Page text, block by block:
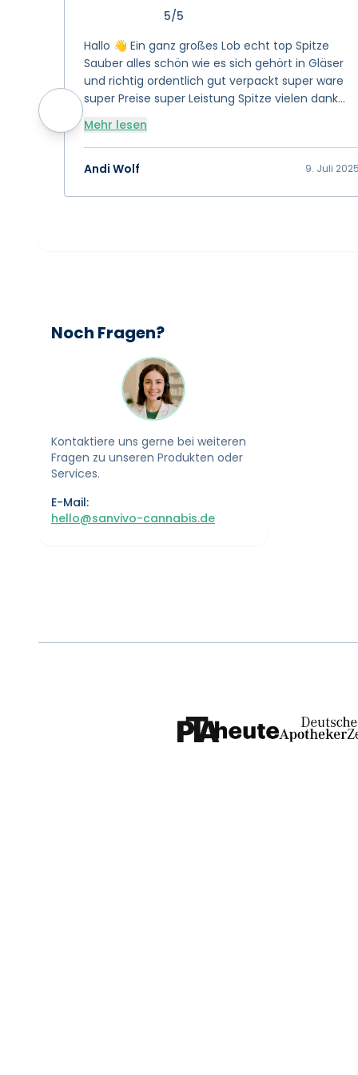
5/5
Hallo 👋 Ein ganz großes Lob echt top Spitze
Sauber alles schön wie es sich gehört in Gläser
und richtig ordentlich gut verpackt super ware
super Preise super Leistung Spitze vielen dank
das euch gibt 👍 Bewertung 15/10 👍👍👍
Mehr lesen
Andi Wolf 9. Juli
Noch Fragen?
Kontaktiere uns gerne bei weiteren
Fragen zu unseren Produkten oder
Services.
E-Mail:
hello@sanvivo-cannabis.de